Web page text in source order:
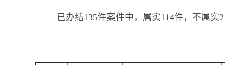
已办结135件案件中，属实114件，不属实